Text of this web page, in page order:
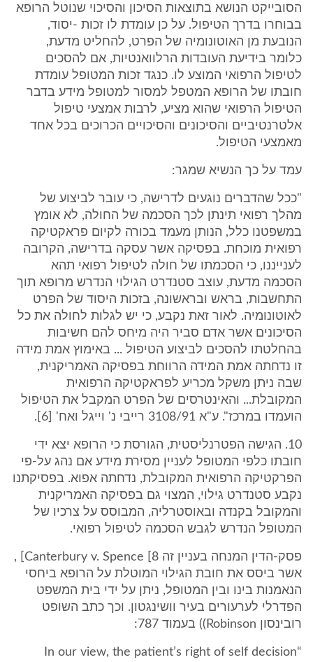
הסובייקט הנושא בתוצאות הסיכון והסיכוי שנוטל הרופא
בבוחרו בדרך הטיפול. על כן עומדת לו זכות -יסוד,
הנובעת מן האוטונומיה של הפרט, להחליט מדעת,
כלומר בידיעת העובדות הרלוואנטיות, אם להסכים
לטיפול הרפואי המוצע לו. כנגד זכות המטופל עומדת
חובתו של הרופא המטפל למסור למטופל מידע בדבר
הטיפול הרפואי שהוא מציע, לרבות אמצעי טיפול
אלטרנטיביים והסיכונים והסיכויים הכרוכים בכל אחד
מאמצעי הטיפול.
עמד על כך הנשיא שמגר:
"ככל שהדברים נוגעים לדרישה, כי עובר לביצוע של
מהלך רפואי תינתן לכך הסכמה של החולה, לא אומץ
במשפטנו כלל, הנותן מעמד בכורה לקיום פראקטיקה
רפואית מוכחת. בפסיקה אשר עסקה בדרישה, הקרובה
לענייננו, כי הסכמתו של חולה לטיפול רפואי תהא
הסכמה מדעת, עוצב סטנדרט הגילוי הנדרש מרופא תוך
התחשבות, בראש ובראשונה, בזכות היסוד של הפרט
לאוטונומיה. לאור זאת נקבע, כי יש לגלות לחולה את כל
הסיכונים אשר אדם סביר היה מיחס להם חשיבות
בהחלטתו להסכים לביצוע הטיפול ... באימוץ אמת מידה
זו נדחתה אמת המידה הרווחת בפסיקה האמריקנית,
שבה ניתן משקל מכריע לפראקטיקה הרפואית
המקובלת... והאינטרסים של הפרט המקבל את הטיפול
הועמדו במרכז". ע"א 3108/91 רייבי נ' וייגל ואח' [6].
10. הגישה הפטרנליסטית, הגורסת כי הרופא יצא ידי
חובתו כלפי המטופל לעניין מסירת מידע אם נהג על-פי
הפרקטיקה הרפואית המקובלת, נדחתה אפוא. בפסיקתנו
נקבע סטנדרט גילוי, המצוי גם בפסיקה האמריקנית
והמקובל בקנדה ובאוסטרליה, המבוסס על צרכיו של
המטופל הנדרש לגבש הסכמה לטיפול רפואי.
פסק-הדין המנחה בעניין זה Canterbury v. Spence [8] ,
אשר ביסס את חובת הגילוי המוטלת על הרופא ביחסי
הנאמנות בינו ובין המטופל, ניתן על ידי בית המשפט
הפדרלי לערעורים בעיר וושינגטון. וכך כתב השופט
רובינסון Robinson)) בעמוד 787:
“In our view, the patient’s right of self decision